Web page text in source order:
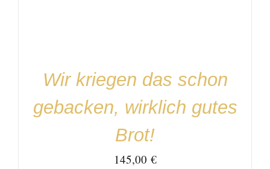
Wir kriegen das schon
gebacken, wirklich gutes
Brot!
145,00 €